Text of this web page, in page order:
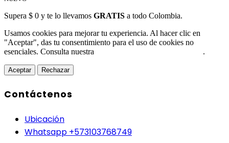
Supera $ 0 y te lo llevamos GRATIS a todo Colombia.
Usamos cookies para mejorar tu experiencia. Al hacer clic en
"Aceptar", das tu consentimiento para el uso de cookies no
esenciales. Consulta nuestra
.
Aceptar Rechazar
Contáctenos
Ubicación
Whatsapp +573103768749